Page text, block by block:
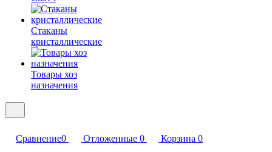
Стаканы
кристаллические
Товары хоз
назначения
Сравнение0 Отложенные 0 Корзина 0